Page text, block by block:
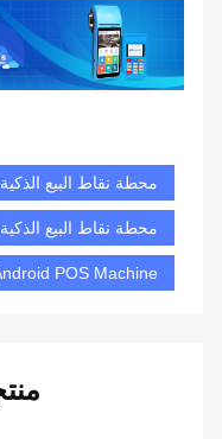
محطة نقاط البيع
محطة نقاط البيع الذكية MTK MT8735
POS Machine